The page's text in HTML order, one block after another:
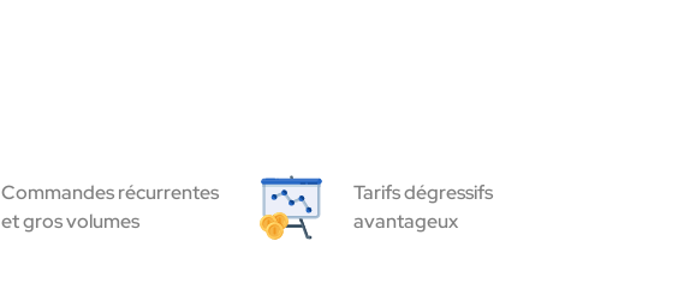
Commandes récurrentes
et gros volumes
Tarifs dégressifs
avantageux